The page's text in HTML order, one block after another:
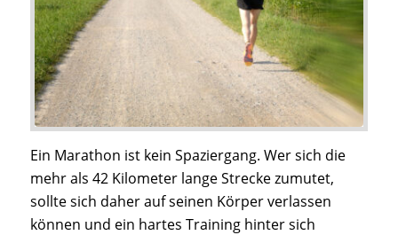
Ein Marathon ist kein Spaziergang. Wer sich die
mehr als 42 Kilometer lange Strecke zumutet,
sollte sich daher auf seinen Körper verlassen
können und ein hartes Training hinter sich